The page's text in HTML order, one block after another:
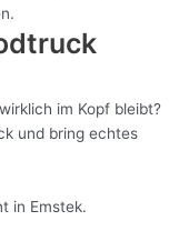
im Kopf bleibt?
und bring echtes
in Emstek.